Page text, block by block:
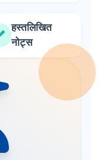
हस्तलिखित
नोट्स